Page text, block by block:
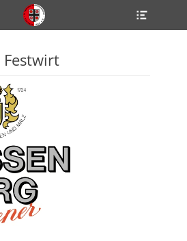
Festwirt